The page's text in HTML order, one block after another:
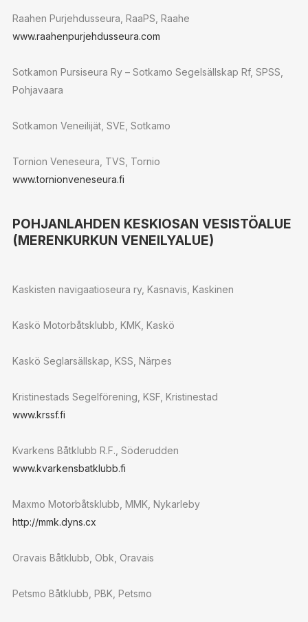
Raahen Purjehdusseura, RaaPS, Raahe
www.raahenpurjehdusseura.com
Sotkamon Pursiseura Ry – Sotkamo Segelsällskap Rf, SPSS,
Pohjavaara
Sotkamon Veneilijät, SVE, Sotkamo
Tornion Veneseura, TVS, Tornio
www.tornionveneseura.fi
POHJANLAHDEN KESKIOSAN VESISTÖALUE
(MERENKURKUN VENEILYALUE)
Kaskisten navigaatioseura ry, Kasnavis, Kaskinen
Kaskö Motorbåtsklubb, KMK, Kaskö
Kaskö Seglarsällskap, KSS, Närpes
Kristinestads Segelförening, KSF, Kristinestad
www.krssf.fi
Kvarkens Båtklubb R.F., Söderudden
www.kvarkensbatklubb.fi
Maxmo Motorbåtsklubb, MMK, Nykarleby
http://mmk.dyns.cx
Oravais Båtklubb, Obk, Oravais
Petsmo Båtklubb, PBK, Petsmo